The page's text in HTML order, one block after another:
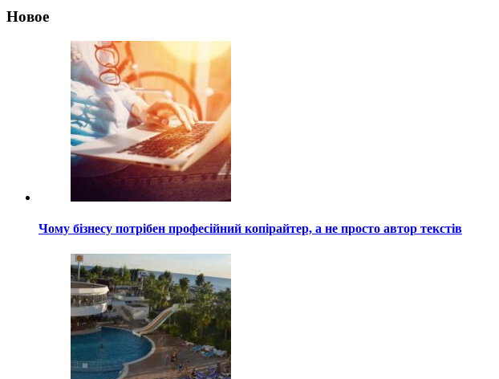
Новое
Чому бізнесу потрібен професійний копірайтер, а не просто автор текстів